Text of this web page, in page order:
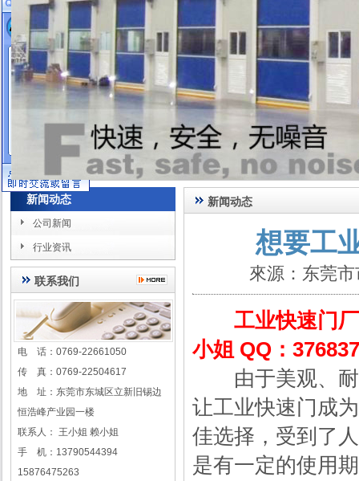
新闻动态
公司新闻
行业资讯
联系我们
电 话：0769-22661050
传 真：0769-22504617
地 址：东莞市东城区立新旧锡边
恒浩峰产业园一楼
联系人： 王小姐 赖小姐
手 机：13790544394
15876475263
新闻动态
想要工
來源：东莞
工业快速门
小姐 QQ：
由于美观、耐
让工业快速门成
佳选择，受到了
是有一定的使用
在线客服